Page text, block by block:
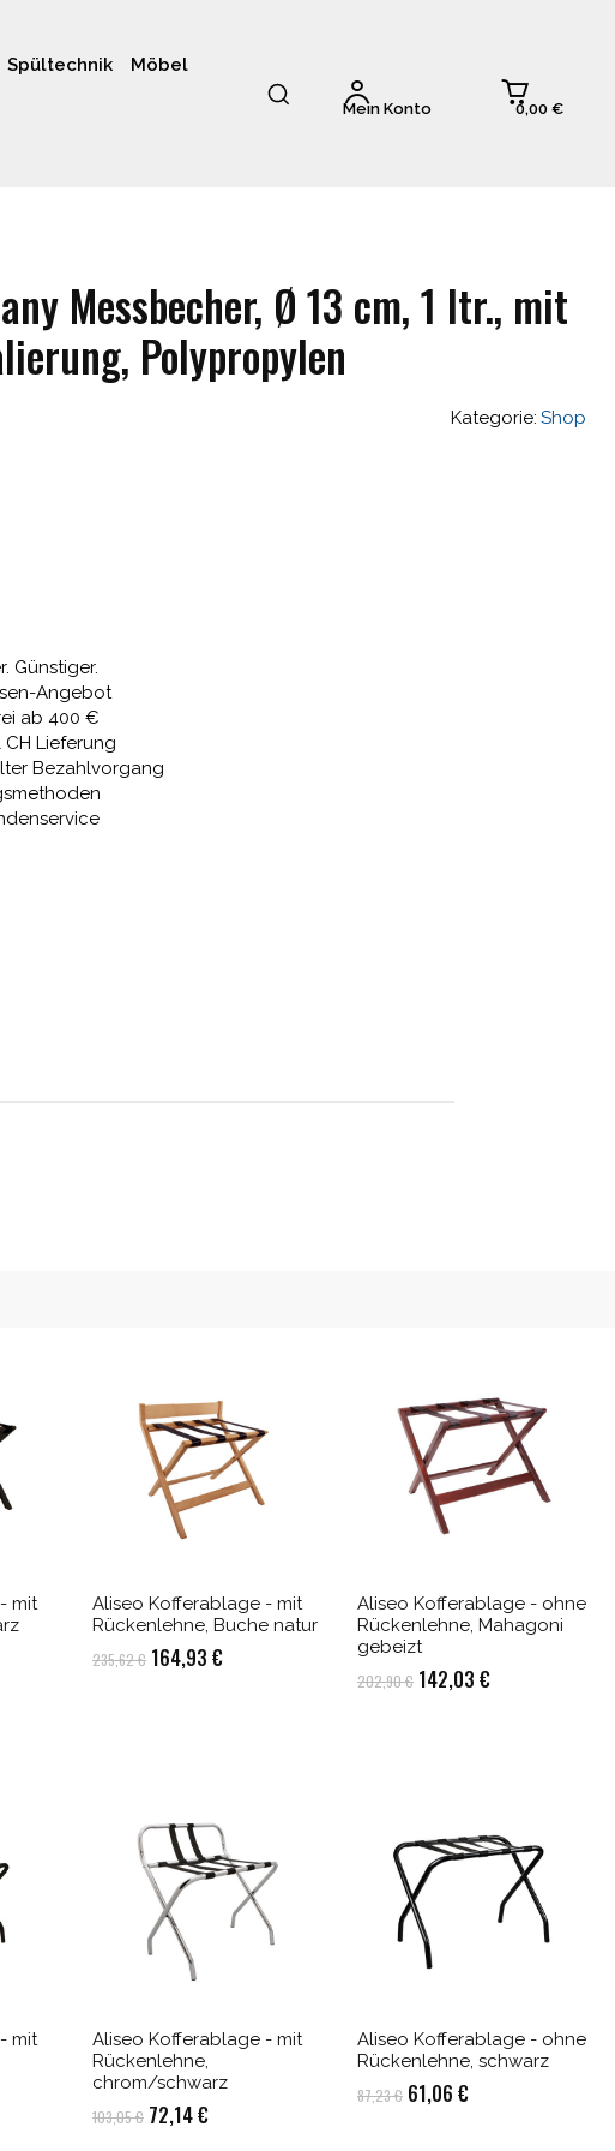
Spültechnik Möbel
Mein Konto 0,00 €
Messbecher, Ø 13 cm, 1 ltr., mit
Polypropylen
Kategorie: Shop
Günstiger.
Angebot
ab 400 €
CH Lieferung
Bezahlvorgang
mit
Aliseo Kofferablage - mit
Rückenlehne, Buche natur
235,62€ Ursprünglicher
164,93 €Aktueller
Aliseo Kofferablage - ohne
Rückenlehne, Mahagoni
gebeizt
202,90€ Ursprünglicher
142,03 €Aktueller
mit
Aliseo Kofferablage - mit
Rückenlehne,
chrom/schwarz
103,05€ Ursprünglicher
72,14€Aktueller
Aliseo Kofferablage - ohne
Rückenlehne, schwarz
87,23€ Ursprünglicher
61,06 €Aktueller